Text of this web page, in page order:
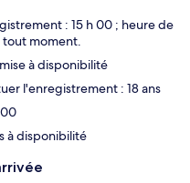
: 15 h 00 ; heure de
moment.
à disponibilité
l'enregistrement : 18 ans
à disponibilité